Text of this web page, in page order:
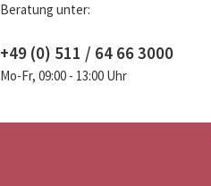
Beratung unter:
+49 (0) 511 / 64 66 3000
Mo-Fr, 09:00 - 13:00 Uhr